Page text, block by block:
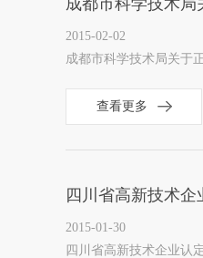
2015-02-02
成都市科学技术局关于
查看更多
四川省高新技术
2015-01-30
四川省高新技术企业认